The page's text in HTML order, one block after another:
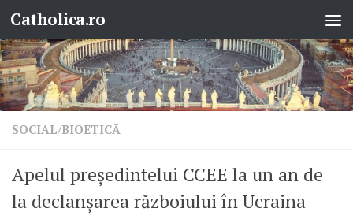
Skip to content
Catholica.ro
SOCIAL/BIOETICĂ
Apelul președintelui CCEE la un an de
la declanșarea războiului în Ucraina